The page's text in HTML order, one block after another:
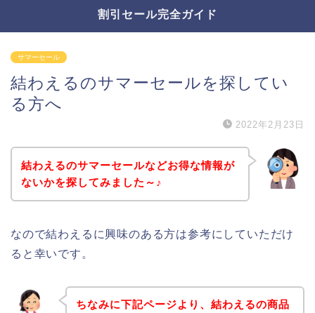
割引セール完全ガイド
サマーセール
結わえるのサマーセールを探してい
る方へ
2022年2月23日
結わえるのサマーセールなどお得な情報が
ないかを探してみました～♪
なので結わえるに興味のある方は参考にしていただけ
ると幸いです。
ちなみに下記ページより、結わえるの商品